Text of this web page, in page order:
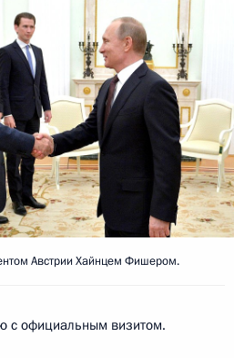
Австрии Хайнцем Фишером.
с официальным визитом.